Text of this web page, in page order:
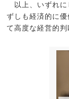
以上、いずれに
ずしも経済的に
て高度な経営的判